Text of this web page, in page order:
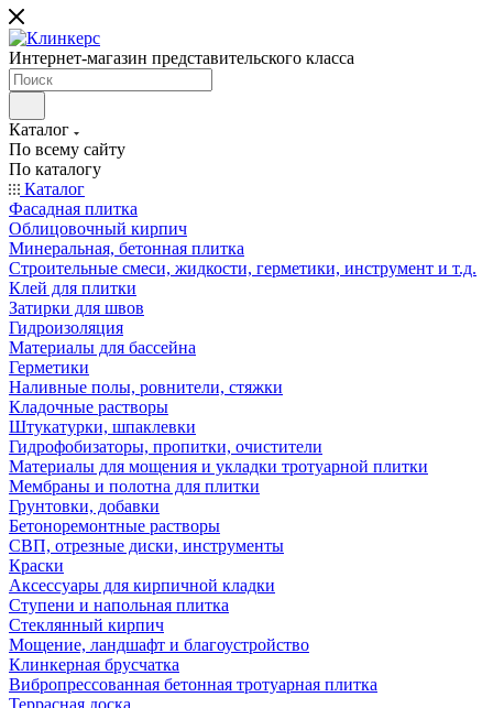
Интернет-магазин представительского класса
Каталог
По всему сайту
По каталогу
Каталог
Фасадная плитка
Облицовочный кирпич
Минеральная, бетонная плитка
Строительные смеси, жидкости, герметики, инструмент и т.д.
Клей для плитки
Затирки для швов
Гидроизоляция
Материалы для бассейна
Герметики
Наливные полы, ровнители, стяжки
Кладочные растворы
Штукатурки, шпаклевки
Гидрофобизаторы, пропитки, очистители
Материалы для мощения и укладки тротуарной плитки
Мембраны и полотна для плитки
Грунтовки, добавки
Бетоноремонтные растворы
СВП, отрезные диски, инструменты
Краски
Аксессуары для кирпичной кладки
Ступени и напольная плитка
Cтеклянный кирпич
Мощение, ландшафт и благоустройство
Клинкерная брусчатка
Вибропрессованная бетонная тротуарная плитка
Террасная доска